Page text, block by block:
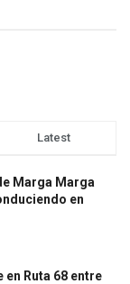
Latest
Marga Marga
en
Ruta 68 entre